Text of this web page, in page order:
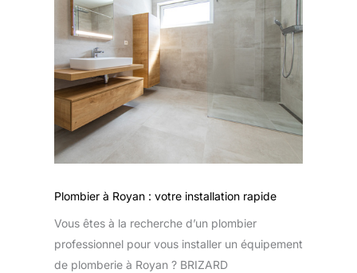
Plombier à Royan : votre installation rapide
Vous êtes à la recherche d’un plombier
professionnel pour vous installer un équipement
de plomberie à Royan ? BRIZARD